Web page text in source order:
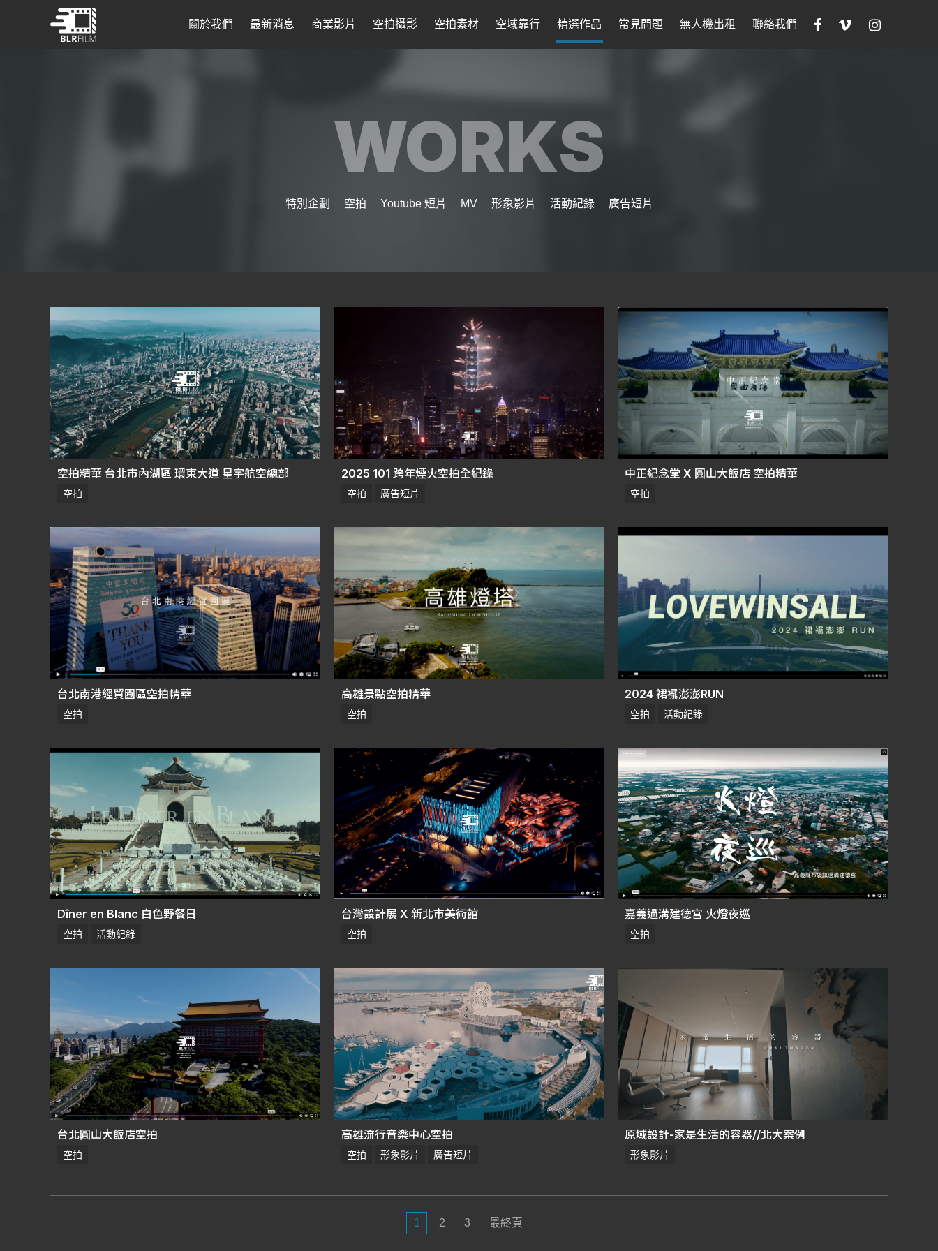
關於我們 最新消息 商業影片 空拍攝影 空拍素材 空域靠行 精選作品 常見問題 無人機出租 聯絡我們
WORKS
特別企劃 空拍 Youtube 短片 MV 形象影片 活動紀錄 廣告短片
空拍精華 台北市內湖區 環東大道 星宇航空總部
空拍
2025 101 跨年煙火空拍全紀錄
空拍 廣告短片
中正紀念堂 X 圓山大飯店 空拍精華
空拍
台北南港經貿園區空拍精華
空拍
高雄景點空拍精華
空拍
2024 裙襬澎澎RUN
空拍 活動紀錄
Dîner en Blanc 白色野餐日
空拍 活動紀錄
台灣設計展 X 新北市美術館
空拍
嘉義過溝建德宮 火燈夜巡
空拍
台北圓山大飯店空拍
空拍
高雄流行音樂中心空拍
空拍 形象影片 廣告短片
原域設計-家是生活的容器//北大案例
形象影片
1 2 3 最終頁